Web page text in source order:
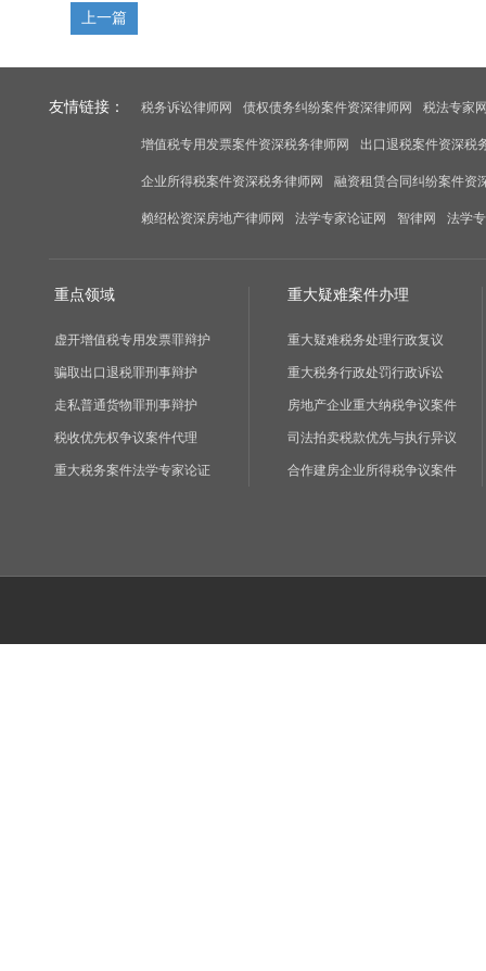
上一篇
友情链接： 税务诉讼律师网 债权债务纠纷案件资深律师网 税法专家
增值税专用发票案件资深税务律师网 出口退税案件资深税
企业所得税案件资深税务律师网 融资租赁合同纠纷案件资
赖绍松资深房地产律师网 法学专家论证网 智律网 法学
重点领域
虚开增值税专用发票罪辩护
骗取出口退税罪刑事辩护
走私普通货物罪刑事辩护
税收优先权争议案件代理
重大税务案件法学专家论证
重大疑难案件办理
重大疑难税务处理行政复议
重大税务行政处罚行政诉讼
房地产企业重大纳税争议案件
司法拍卖税款优先与执行异议
合作建房企业所得税争议案件